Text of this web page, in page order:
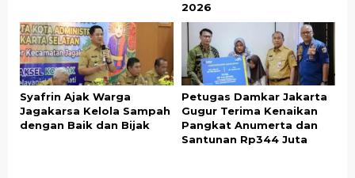
2026
Syafrin Ajak Warga
Jagakarsa Kelola Sampah
dengan Baik dan Bijak
Petugas Damkar Jakarta
Gugur Terima Kenaikan
Pangkat Anumerta dan
Santunan Rp344 Juta